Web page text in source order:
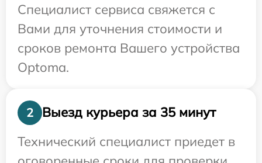
Специалист сервиса свяжется с
Вами для уточнения стоимости и
сроков ремонта Вашего устройства
Optoma.
2
Выезд курьера за 35 минут
Технический специалист приедет в